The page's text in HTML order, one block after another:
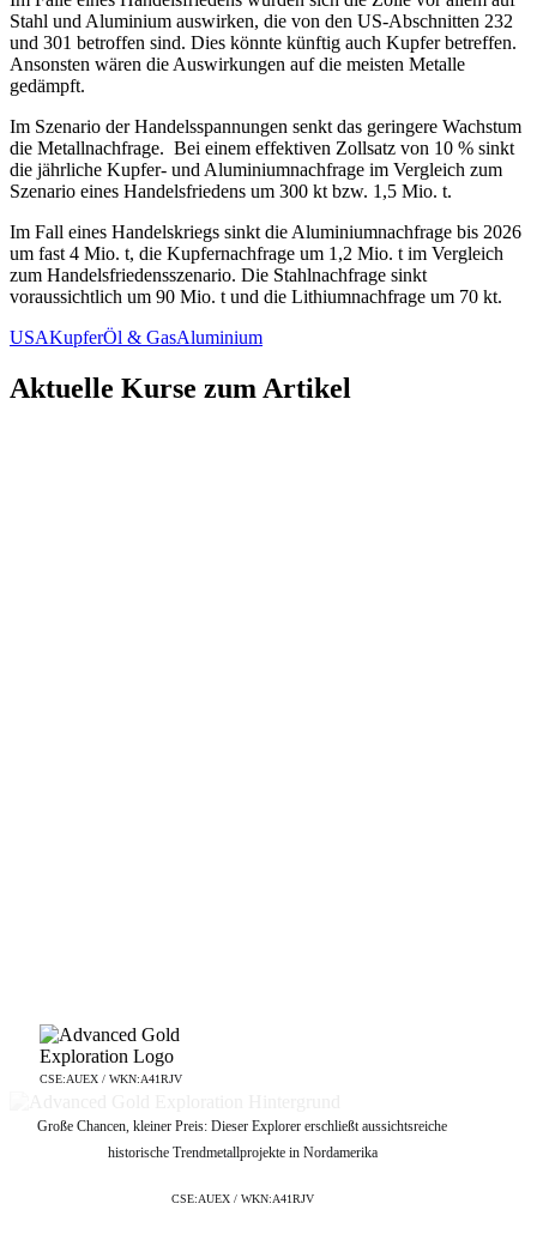
Stahl und Aluminium auswirken, die von den US-Abschnitten 232
und 301 betroffen sind. Dies könnte künftig auch Kupfer betreffen.
Ansonsten wären die Auswirkungen auf die meisten Metalle
gedämpft.
Im Szenario der Handelsspannungen senkt das geringere Wachstum
die Metallnachfrage. Bei einem effektiven Zollsatz von 10 % sinkt
die jährliche Kupfer- und Aluminiumnachfrage im Vergleich zum
Szenario eines Handelsfriedens um 300 kt bzw. 1,5 Mio. t.
Im Fall eines Handelskriegs sinkt die Aluminiumnachfrage bis 2026
um fast 4 Mio. t, die Kupfernachfrage um 1,2 Mio. t im Vergleich
zum Handelsfriedensszenario. Die Stahlnachfrage sinkt
voraussichtlich um 90 Mio. t und die Lithiumnachfrage um 70 kt.
USAKupferÖl & GasAluminium
Aktuelle Kurse zum Artikel
CSE:AUEX / WKN:A41RJV
Große Chancen, kleiner Preis: Dieser Explorer erschließt aussichtsreiche
historische Trendmetallprojekte in Nordamerika
CSE:AUEX / WKN:A41RJV